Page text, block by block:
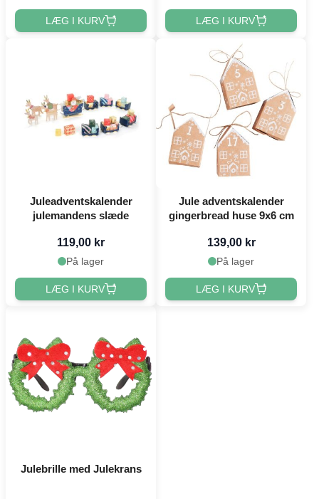
LÆG I KURV LÆG I KURV
Juleadventskalender
julemandens slæde
119,00 kr
På lager
LÆG I KURV
Jule adventskalender
gingerbread huse 9x6 cm
139,00 kr
På lager
LÆG I KURV
Julebrille med Julekrans